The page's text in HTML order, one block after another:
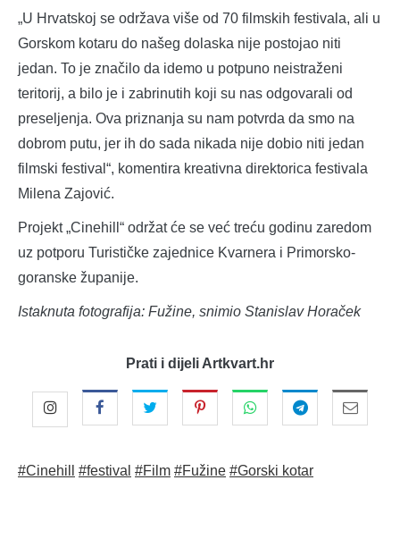
„U Hrvatskoj se održava više od 70 filmskih festivala, ali u
Gorskom kotaru do našeg dolaska nije postojao niti
jedan. To je značilo da idemo u potpuno neistraženi
teritorij, a bilo je i zabrinutih koji su nas odgovarali od
preseljenja. Ova priznanja su nam potvrda da smo na
dobrom putu, jer ih do sada nikada nije dobio niti jedan
filmski festival“, komentira kreativna direktorica festivala
Milena Zajović.
Projekt „Cinehill“ održat će se već treću godinu zaredom
uz potporu Turističke zajednice Kvarnera i Primorsko-
goranske županije.
Istaknuta fotografija: Fužine, snimio Stanislav Horaček
Prati i dijeli Artkvart.hr
#Cinehill #festival #Film #Fužine #Gorski kotar